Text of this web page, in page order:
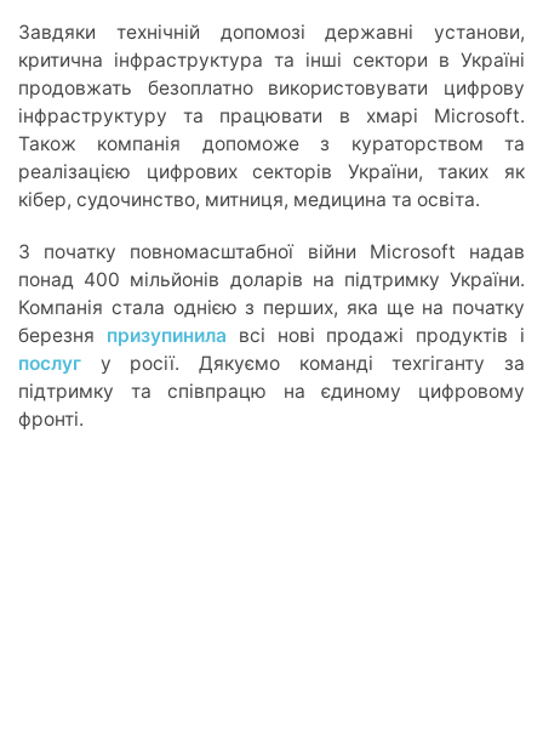
Завдяки технічній допомозі державні установи,
критична інфраструктура та інші сектори в Україні
продовжать безоплатно використовувати цифрову
інфраструктуру та працювати в хмарі Microsoft.
Також компанія допоможе з кураторством та
реалізацією цифрових секторів України, таких як
кібер, судочинство, митниця, медицина та освіта.
З початку повномасштабної війни Microsoft надав
понад 400 мільйонів доларів на підтримку України.
Компанія стала однією з перших, яка ще на початку
березня призупинила всі нові продажі продуктів і
послуг у росії. Дякуємо команді техгіганту за
підтримку та співпрацю на єдиному цифровому
фронті.